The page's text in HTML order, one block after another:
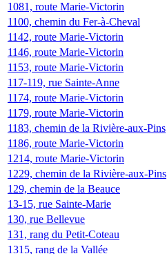
1081, route Marie-Victorin
1100, chemin du Fer-à-Cheval
1142, route Marie-Victorin
1146, route Marie-Victorin
1153, route Marie-Victorin
117-119, rue Sainte-Anne
1174, route Marie-Victorin
1179, route Marie-Victorin
1183, chemin de la Rivière-aux-Pins
1186, route Marie-Victorin
1214, route Marie-Victorin
1229, chemin de la Rivière-aux-Pins
129, chemin de la Beauce
13-15, rue Sainte-Marie
130, rue Bellevue
131, rang du Petit-Coteau
1315, rang de la Vallée